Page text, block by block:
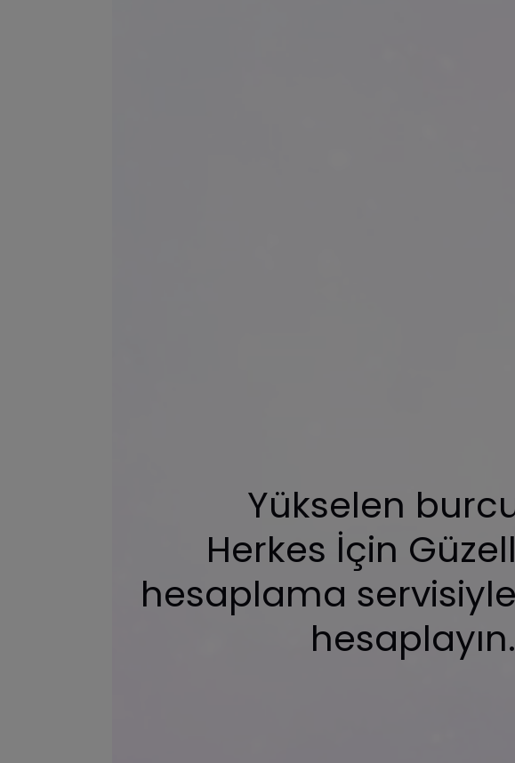
Yükselen
Herkes İçin
hesaplama